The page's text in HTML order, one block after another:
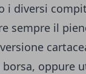
i diversi
sempre il
oppure